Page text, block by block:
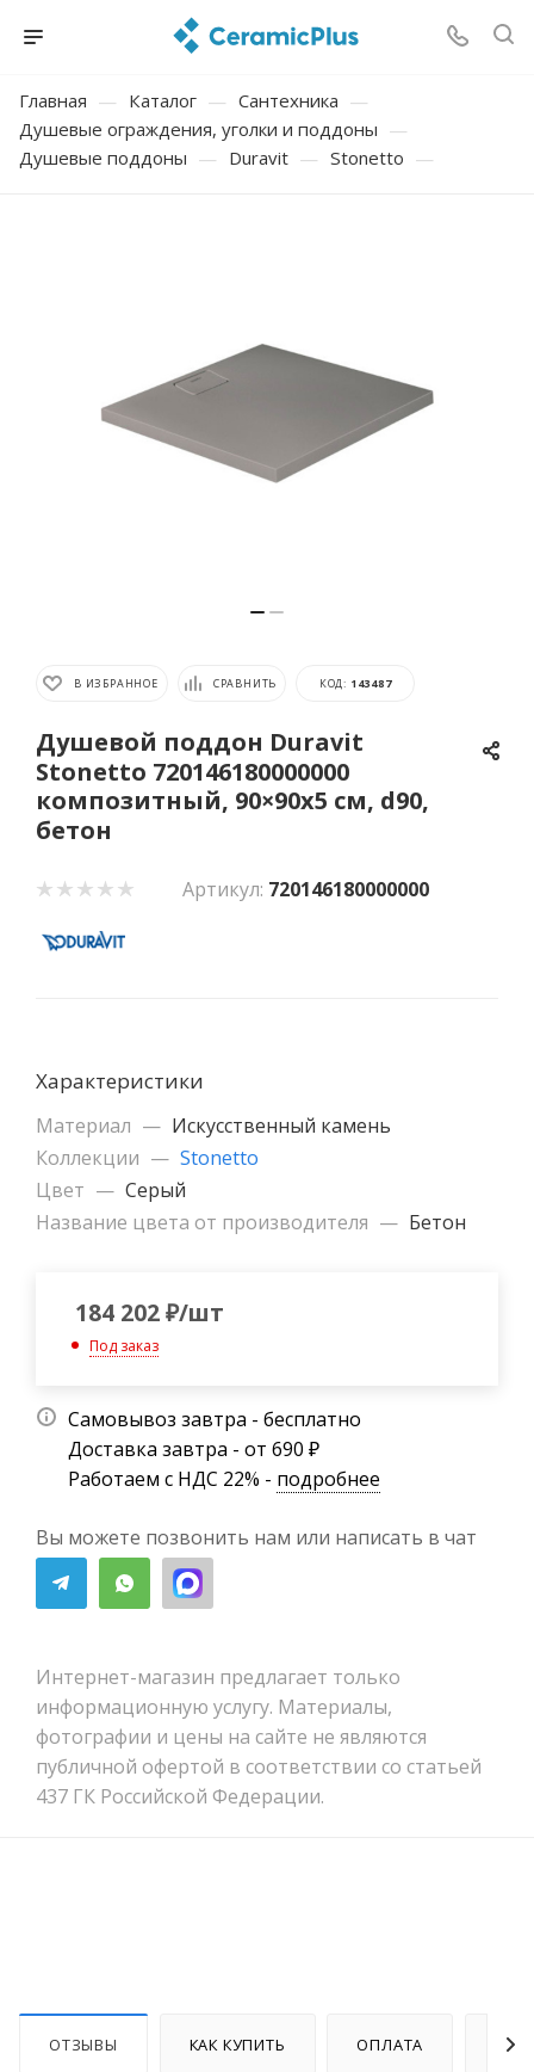
Главная — Каталог — Сантехника —
Душевые ограждения, уголки и поддоны —
Душевые поддоны — Duravit — Stonetto —
В ИЗБРАННОЕ СРАВНИТЬ КОД: 143487
Душевой поддон Duravit
Stonetto 720146180000000
композитный, 90×90х5 см, d90,
бетон
Артикул: 720146180000000
Характеристики
Материал — Искусственный камень
Коллекции — Stonetto
Цвет — Серый
Название цвета от производителя — Бетон
184 202₽/шт
Под заказ
Самовывоз завтра - бесплатно
Доставка завтра - от 690 ₽
Работаем с НДС 22% - подробнее
Вы можете позвонить нам или написать в чат
Интернет-магазин предлагает только
информационную услугу. Материалы,
фотографии и цены на сайте не являются
публичной офертой в соответствии со статьей
437 ГК Российской Федерации.
ОТЗЫВЫ КАК КУПИТЬ ОПЛАТА